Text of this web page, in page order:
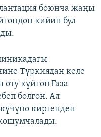
боюнча жаңы
кийин бул
Түркиядан келе
оту күйгөн Газа
болгон. Ал
киргенден